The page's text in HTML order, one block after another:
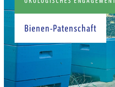
Bienen-Patenschaft